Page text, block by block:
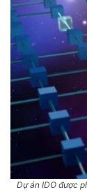
Dự án IDO được